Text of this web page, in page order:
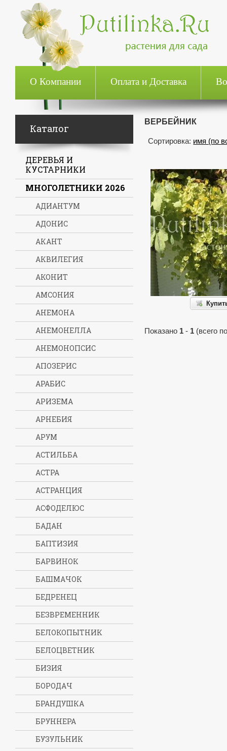
О Компании Оплата и Доставка
ВЕРБЕЙНИК
Сортировка: имя (по
Показано 1 - 1 (всего
Каталог
ДЕРЕВЬЯ И
КУСТАРНИКИ
МНОГОЛЕТНИКИ 2026
АДИАНТУМ
АДОНИС
АКАНТ
АКВИЛЕГИЯ
АКОНИТ
АМСОНИЯ
АНЕМОНА
АНЕМОНЕЛЛА
АНЕМОНОПСИС
АПОЗЕРИС
АРАБИС
АРИЗЕМА
АРНЕБИЯ
АРУМ
АСТИЛЬБА
АСТРА
АСТРАНЦИЯ
АСФОДЕЛЮС
БАДАН
БАПТИЗИЯ
БАРВИНОК
БАШМАЧОК
БЕДРЕНЕЦ
БЕЗВРЕМЕННИК
БЕЛОКОПЫТНИК
БЕЛОЦВЕТНИК
БИЗИЯ
БОРОДАЧ
БРАНДУШКА
БРУННЕРА
БУЗУЛЬНИК